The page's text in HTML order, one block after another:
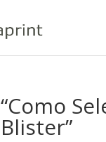
“Como
Blister”